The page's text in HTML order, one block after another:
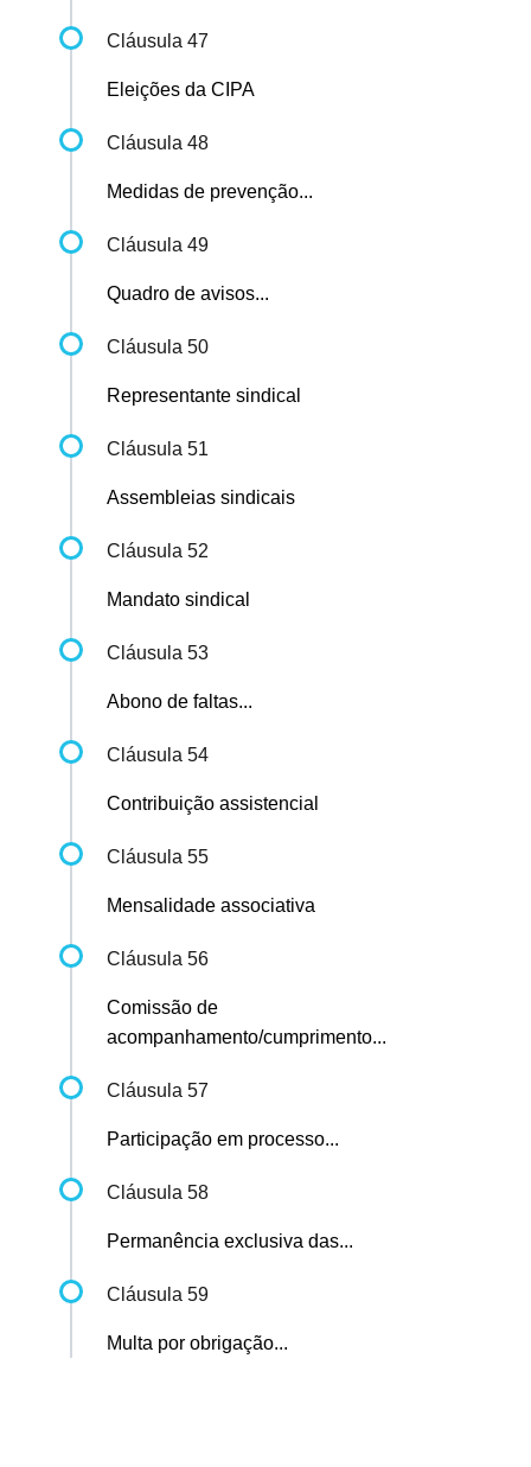
Cláusula 47
Eleições da CIPA
Cláusula 48
Medidas de prevenção...
Cláusula 49
Quadro de avisos...
Cláusula 50
Representante sindical
Cláusula 51
Assembleias sindicais
Cláusula 52
Mandato sindical
Cláusula 53
Abono de faltas...
Cláusula 54
Contribuição assistencial
Cláusula 55
Mensalidade associativa
Cláusula 56
Comissão de
acompanhamento/cumprimento...
Cláusula 57
Participação em processo...
Cláusula 58
Permanência exclusiva das...
Cláusula 59
Multa por obrigação...